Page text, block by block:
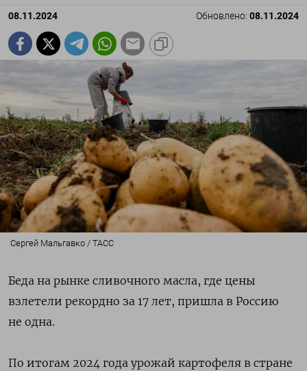
08.11.2024 Обновлено: 08.11.2024
Сергей Мальгавко / ТАСС
Беда на рынке сливочного масла, где цены
взлетели рекордно за 17 лет, пришла в Россию
не одна.
По итогам 2024 года урожай картофеля в стране